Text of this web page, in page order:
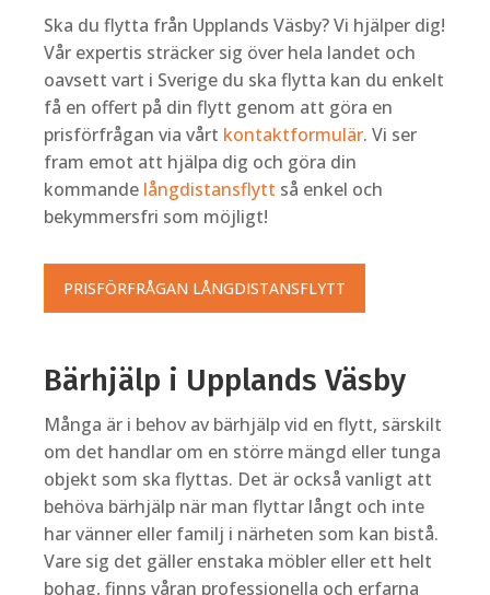
Ska du flytta från Upplands Väsby? Vi hjälper dig!
Vår expertis sträcker sig över hela landet och
oavsett vart i Sverige du ska flytta kan du enkelt
få en offert på din flytt genom att göra en
prisförfrågan via vårt kontaktformulär. Vi ser
fram emot att hjälpa dig och göra din
kommande långdistansflytt så enkel och
bekymmersfri som möjligt!
PRISFÖRFRÅGAN LÅNGDISTANSFLYTT
Bärhjälp i Upplands Väsby
Många är i behov av bärhjälp vid en flytt, särskilt
om det handlar om en större mängd eller tunga
objekt som ska flyttas. Det är också vanligt att
behöva bärhjälp när man flyttar långt och inte
har vänner eller familj i närheten som kan bistå.
Vare sig det gäller enstaka möbler eller ett helt
bohag, finns våran professionella och erfarna